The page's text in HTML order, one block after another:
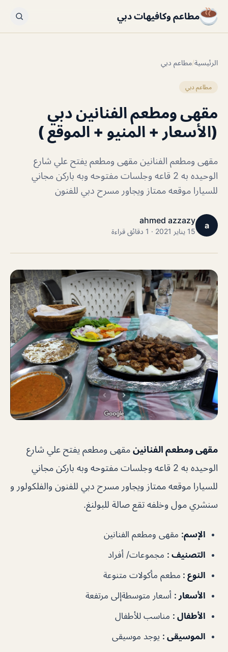
مطاعم وكافيهات دبي
الرئيسية/مطاعم دبي
مطاعم دبي
مقهى ومطعم الفنانين دبي
(الأسعار + المنيو + الموقع )
مقهى ومطعم الفنانين مقهى ومطعم يفتح علي شارع
الوحيده به 2 قاعه وجلسات مفتوحه وبه باركن مجاني
للسيارا موقعه ممتاز ويجاور مسرح دبي للفنون
a
ahmed azzazy
15 يناير 2021 · 1 دقائق قراءة
مقهى ومطعم الفنانين مقهى ومطعم يفتح علي شارع
الوحيده به 2 قاعه وجلسات مفتوحه وبه باركن مجاني
للسيارا موقعه ممتاز ويجاور مسرح دبي للفنون والفلكولور و
سنشري مول وخلفه تقع صالة للبولنغ.
الإسم: مقهى ومطعم الفنانين
التصنيف : مجموعات/ أفراد
النوع : مطعم مأكولات متنوعة
الأسعار : أسعار متوسطةإلى مرتفعة
الأطفال : مناسب للأطفال
الموسيقى : يوجد موسيقى